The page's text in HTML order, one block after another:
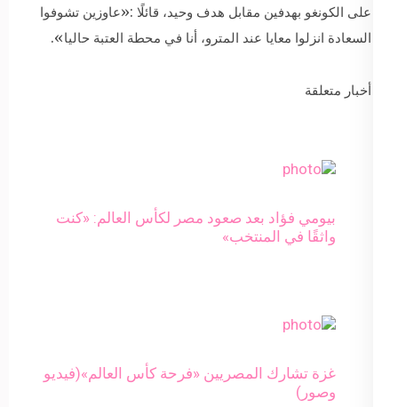
على الكونغو بهدفين مقابل هدف وحيد، قائلًا :«عاوزين تشوفوا
السعادة انزلوا معايا عند المترو، أنا في محطة العتبة حاليا».
أخبار متعلقة
بيومي فؤاد بعد صعود مصر لكأس العالم: «كنت
واثقًا في المنتخب»
غزة تشارك المصريين «فرحة كأس العالم»(فيديو
وصور)